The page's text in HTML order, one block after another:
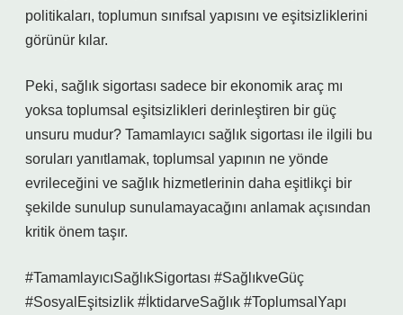
politikaları, toplumun sınıfsal yapısını ve eşitsizliklerini
görünür kılar.
Peki, sağlık sigortası sadece bir ekonomik araç mı
yoksa toplumsal eşitsizlikleri derinleştiren bir güç
unsuru mudur? Tamamlayıcı sağlık sigortası ile ilgili bu
soruları yanıtlamak, toplumsal yapının ne yönde
evrileceğini ve sağlık hizmetlerinin daha eşitlikçi bir
şekilde sunulup sunulamayacağını anlamak açısından
kritik önem taşır.
#TamamlayıcıSağlıkSigortası #SağlıkveGüç
#SosyalEşitsizlik #İktidarveSağlık #ToplumsalYapı